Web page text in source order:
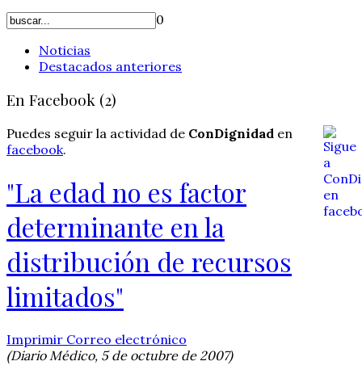
0
Noticias
Destacados anteriores
En Facebook (2)
Puedes seguir la actividad de ConDignidad en
facebook.
"La edad no es factor
determinante en la
distribución de recursos
limitados"
Imprimir Correo electrónico
(Diario Médico, 5 de octubre de 2007)